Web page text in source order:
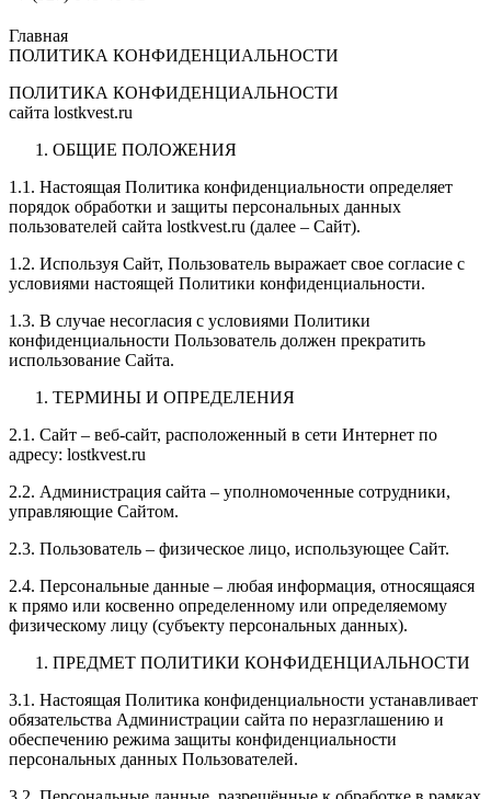
Главная
ПОЛИТИКА КОНФИДЕНЦИАЛЬНОСТИ
ПОЛИТИКА КОНФИДЕНЦИАЛЬНОСТИ
сайта lostkvest.ru
ОБЩИЕ ПОЛОЖЕНИЯ
1.1. Настоящая Политика конфиденциальности определяет
порядок обработки и защиты персональных данных
пользователей сайта lostkvest.ru (далее – Сайт).
1.2. Используя Сайт, Пользователь выражает свое согласие с
условиями настоящей Политики конфиденциальности.
1.3. В случае несогласия с условиями Политики
конфиденциальности Пользователь должен прекратить
использование Сайта.
ТЕРМИНЫ И ОПРЕДЕЛЕНИЯ
2.1. Сайт – веб-сайт, расположенный в сети Интернет по
адресу: lostkvest.ru
2.2. Администрация сайта – уполномоченные сотрудники,
управляющие Сайтом.
2.3. Пользователь – физическое лицо, использующее Сайт.
2.4. Персональные данные – любая информация, относящаяся
к прямо или косвенно определенному или определяемому
физическому лицу (субъекту персональных данных).
ПРЕДМЕТ ПОЛИТИКИ КОНФИДЕНЦИАЛЬНОСТИ
3.1. Настоящая Политика конфиденциальности устанавливает
обязательства Администрации сайта по неразглашению и
обеспечению режима защиты конфиденциальности
персональных данных Пользователей.